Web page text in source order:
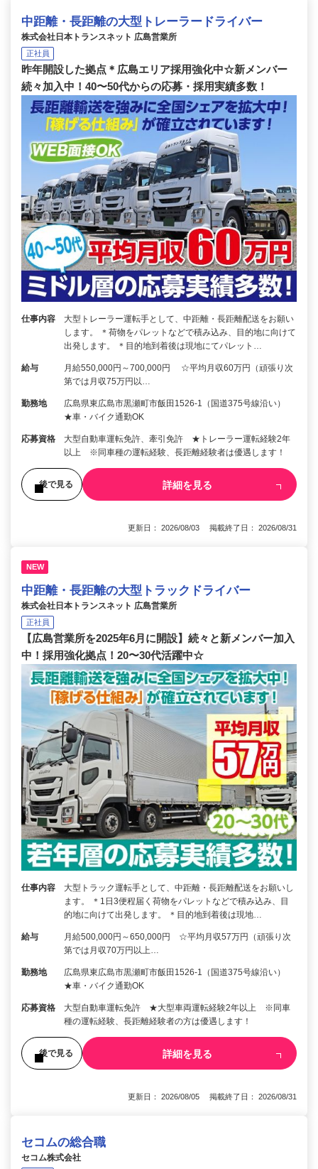
中距離・長距離の大型トレーラードライバー
株式会社日本トランスネット 広島営業所
正社員
昨年開設した拠点＊広島エリア採用強化中☆新メンバー
続々加入中！40〜50代からの応募・採用実績多数！
仕事内容
大型トレーラー運転手として、中距離・長距離配送をお願い
します。 ＊荷物をパレットなどで積み込み、目的地に向けて
出発します。 ＊目的地到着後は現地にてパレット…
給与
月給550,000円～700,000円 ☆平均月収60万円（頑張り次
第では月収75万円以…
勤務地
広島県東広島市黒瀬町市飯田1526-1（国道375号線沿い）
★車・バイク通勤OK
応募資格
大型自動車運転免許、牽引免許 ★トレーラー運転経験2年
以上 ※同車種の運転経験、長距離経験者は優遇します！
後で見る 詳細を見る
更新日： 2026/08/03 掲載終了日： 2026/08/31
NEW
中距離・長距離の大型トラックドライバー
株式会社日本トランスネット 広島営業所
正社員
【広島営業所を2025年6月に開設】続々と新メンバー加入
中！採用強化拠点！20〜30代活躍中☆
仕事内容
大型トラック運転手として、中距離・長距離配送をお願いし
ます。 ＊1日3便程届く荷物をパレットなどで積み込み、目
的地に向けて出発します。 ＊目的地到着後は現地…
給与
月給500,000円～650,000円 ☆平均月収57万円（頑張り次
第では月収70万円以上…
勤務地
広島県東広島市黒瀬町市飯田1526-1（国道375号線沿い）
★車・バイク通勤OK
応募資格
大型自動車運転免許 ★大型車両運転経験2年以上 ※同車
種の運転経験、長距離経験者の方は優遇します！
後で見る 詳細を見る
更新日： 2026/08/05 掲載終了日： 2026/08/31
セコムの総合職
セコム株式会社